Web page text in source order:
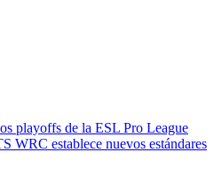
playoffs de la ESL Pro League
WRC establece nuevos estándares